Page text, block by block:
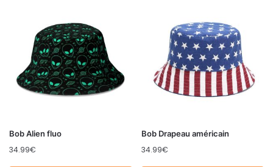
Bob Alien fluo
34.99€
Bob Drapeau américain
34.99€